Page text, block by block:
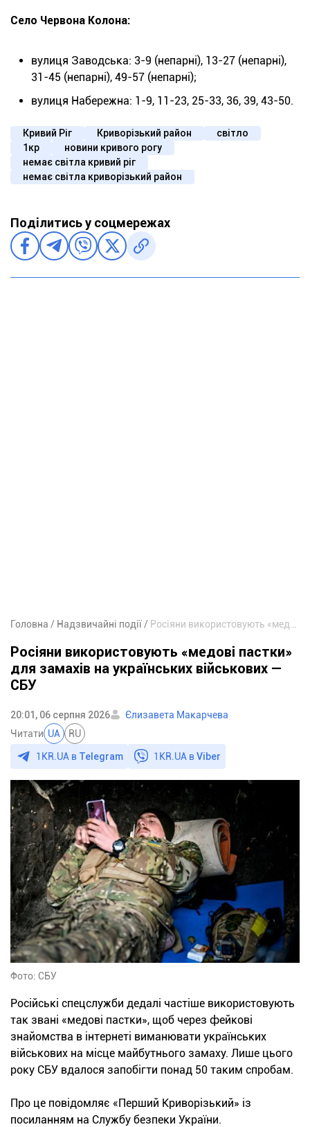
Село Червона Колона:
вулиця Заводська: 3-9 (непарні), 13-27 (непарні),
31-45 (непарні), 49-57 (непарні);
вулиця Набережна: 1-9, 11-23, 25-33, 36, 39, 43-50.
Кривий Ріг Криворізький район
світло
1кр
новини кривого рогу
немає світла кривий ріг
немає світла криворізький район
Поділитись у соцмережах
Головна Надзвичайні події
Росіяни використовують «медові пастки»
для замахів на українських військових —
СБУ
20:01, 06 серпня 2026
Єлизавета Макарчева
Читати UA RU
1KR.UA в Telegram 1KR.UA вViber
Фото: СБУ
Російські спецслужби дедалі частіше використовують
так звані «медові пастки», щоб через фейкові
знайомства в інтернеті виманювати українських
військових на місце майбутнього замаху. Лише цього
року СБУ вдалося запобігти понад 50 таким спробам.
Про це повідомляє «Перший Криворізький» із
посиланням на Службу безпеки України.